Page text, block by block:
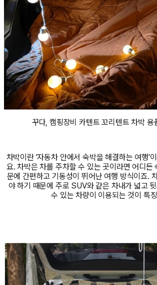
꾸다, 캠핑장비 카텐트 꼬리텐트 차박 용
차박이란 '자동차 안에서 숙박을 해결하는 여행'
요. 차박은 차를 주차할 수 있는 곳이라면 어디든
문에 간편하고 기동성이 뛰어난 여행 방식이죠.
야 하기 때문에 주로 SUV와 같은 차내가 넓고
수 있는 차량이 이용되는 것이 특